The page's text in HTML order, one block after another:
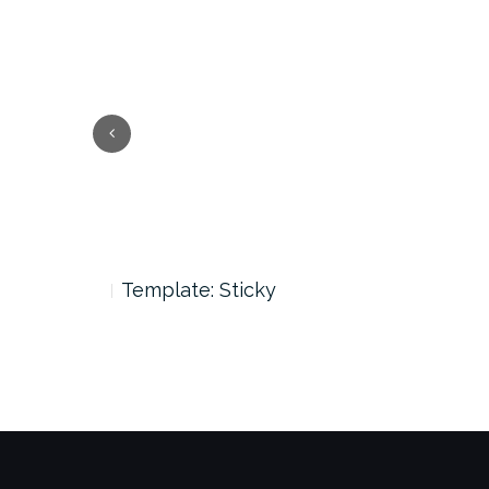
Previous
Template: Sticky